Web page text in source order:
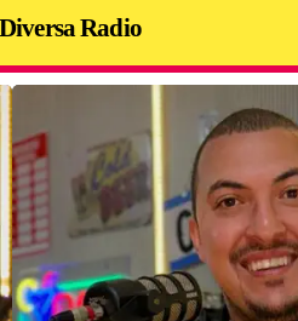
Diversa Radio